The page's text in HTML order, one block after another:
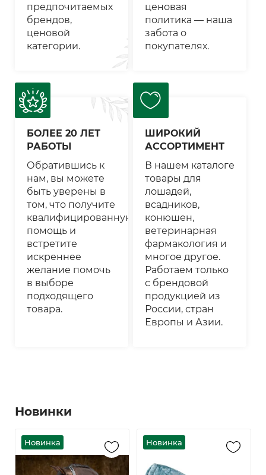
предпочитаемых
брендов,
ценовой
категории.
ценовая
политика — наша
забота о
покупателях.
БОЛЕЕ 20 ЛЕТ
РАБОТЫ
Обратившись к
нам, вы можете
быть уверены в
том, что получите
квалифицированную
помощь и
встретите
искреннее
желание помочь
в выборе
подходящего
товара.
ШИРОКИЙ
АССОРТИМЕНТ
В нашем каталоге
товары для
лошадей,
всадников,
конюшен,
ветеринарная
фармакология и
многое другое.
Работаем только
с брендовой
продукцией из
России, стран
Европы и Азии.
Новинки